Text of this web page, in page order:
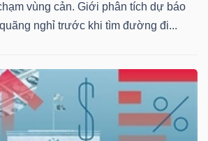
vùng cản. Giới phân tích dự báo
nghỉ trước khi tìm đường đi...